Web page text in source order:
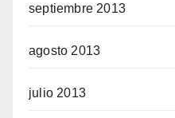
septiembre 2013
agosto 2013
julio 2013